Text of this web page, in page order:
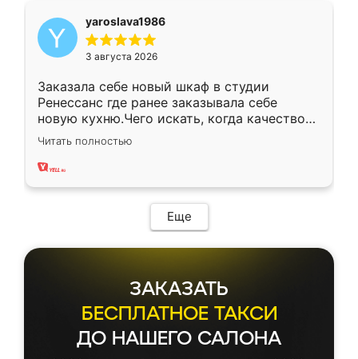
yaroslava1986
3 августа 2026
Заказала себе новый шкаф в студии
Ренессанс где ранее заказывала себе
новую кухню.Чего искать, когда качеством
вполне довольна. Служит кухня уже почти
два года, нареканий нет.
Читать полностью
Еще
ЗАКАЗАТЬ
БЕСПЛАТНОЕ ТАКСИ
ДО НАШЕГО САЛОНА